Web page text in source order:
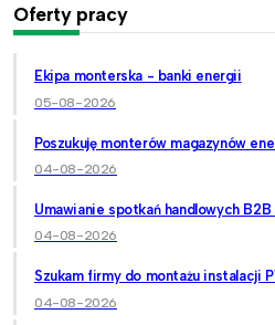
Oferty pracy
Ekipa monterska - banki energii
05-08-2026
Poszukuję monterów magazynów
04-08-2026
Umawianie spotkań handlowych
04-08-2026
Szukam firmy do montażu instalacji
04-08-2026